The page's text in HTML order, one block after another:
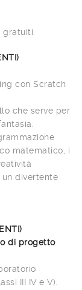
con Scratch
che serve per
matematico, i
divertente
di progetto
III IV e V).